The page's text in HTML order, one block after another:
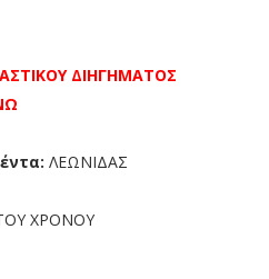
ΔΙΗΓΗΜΑΤΟΣ
ΛΕΩΝΙΔΑΣ
ΧΡΟΝΟΥ